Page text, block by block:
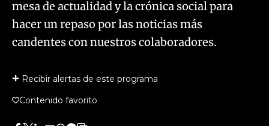
mesa de actualidad y la crónica social para
hacer un repaso por las noticias más
candentes con nuestros colaboradores.
Recibir alertas de este programa
Contenido favorito